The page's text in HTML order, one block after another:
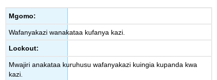
Mgomo:
Wafanyakazi wanakataa kufanya kazi.
Lockout:
Mwajiri anakataa kuruhusu wafanyakazi kuingia kupanda kwa
kazi.